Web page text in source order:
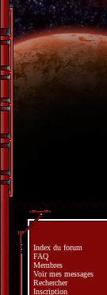
Index du forum
FAQ
Membres
Voir mes messages
Rechercher
Inscription